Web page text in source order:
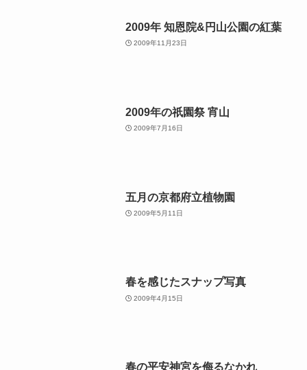
2009年 知恩院&円山公園の紅葉
2009年11月23日
2009年の祇園祭 宵山
2009年7月16日
五月の京都府立植物園
2009年5月11日
春を感じたスナップ写真
2009年4月15日
春の平安神宮を侮るなかれ